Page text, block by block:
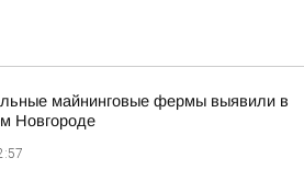
майнинговые фермы выявили в
Новгороде